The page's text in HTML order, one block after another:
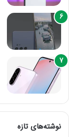
نوشته‌های تازه